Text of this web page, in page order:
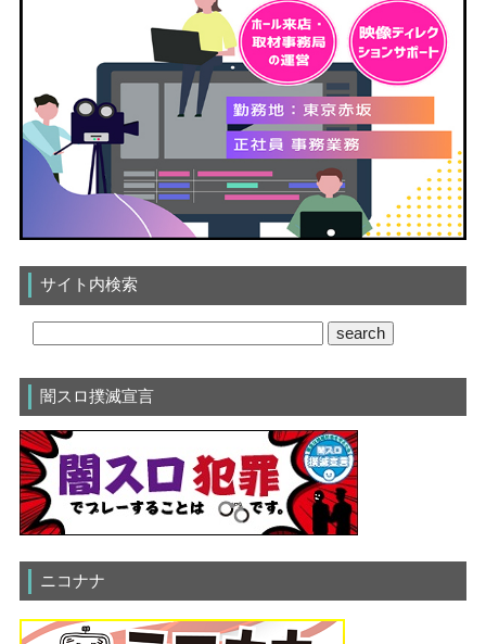
サイト内検索
闇スロ撲滅宣言
ニコナナ